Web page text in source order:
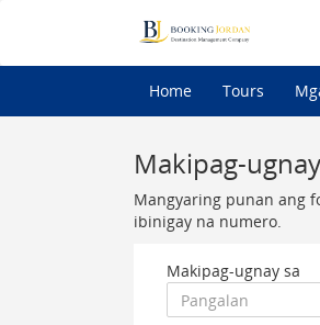
Home Tours
Makipag-
Mangyaring punan ang
ibinigay na numero.
Makipag-ugnay sa